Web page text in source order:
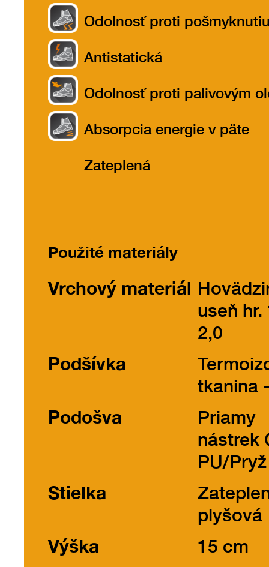
Odolnosť proti
Antistatická
Odolnosť proti palivovým
Absorpcia energie v päte
Zateplená
Použité materiály
Vrchový materiál
useň hr.
2,0
Podšívka
tkanina
Podošva
Priamy
nástrek
PU/Pryž
Stielka
plyšová
Výška
15 cm